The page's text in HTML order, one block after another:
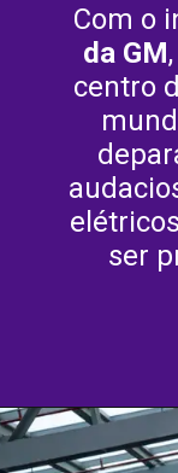
Com o
da GM
centro
ser